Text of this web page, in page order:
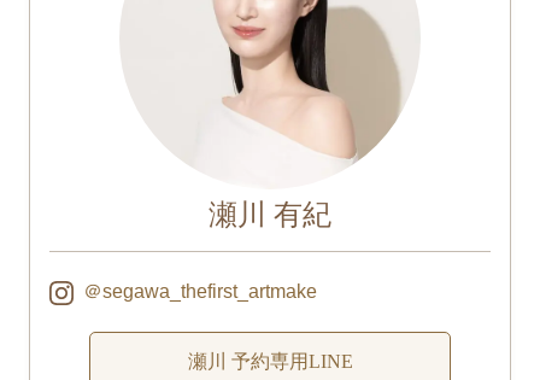
瀬川 有紀
＠segawa_thefirst_artmake
瀬川 予約専用LINE